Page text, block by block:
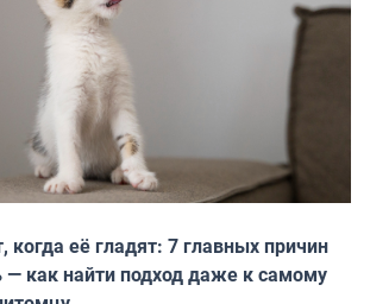
её гладят: 7 главных причин
— как найти подход даже к самому